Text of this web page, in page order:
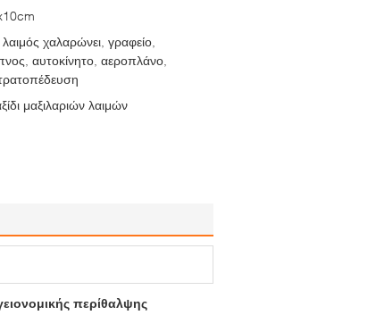
χαλαρώνει, γραφείο,
αυτοκίνητο, αεροπλάνο,
μαξιλαριών λαιμών
περίθαλψης